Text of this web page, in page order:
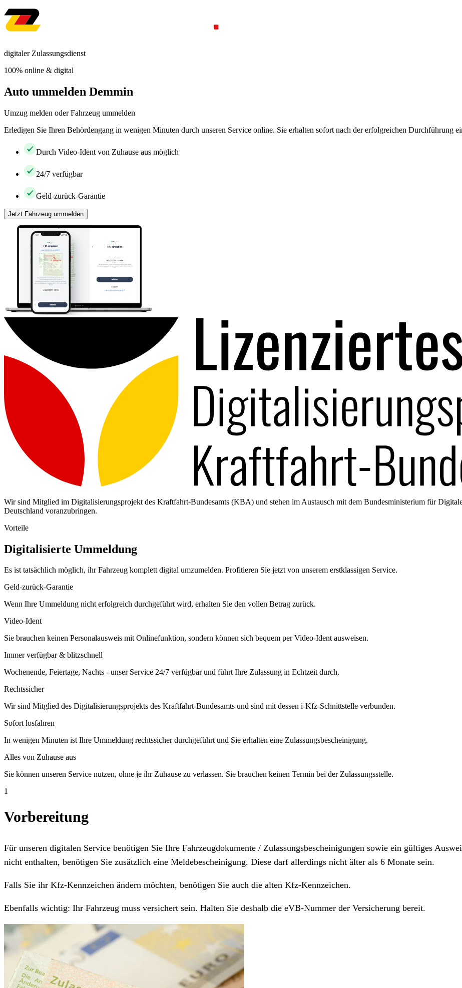
digitaler Zulassungsdienst
100% online & digital
Auto ummelden Demmin
Umzug melden oder Fahrzeug ummelden
Erledigen Sie Ihren Behördengang in wenigen Minuten durch unseren Service online. Sie erhalten sofort nach der erfolgreichen Durchführung
Durch Video-Ident von Zuhause aus möglich
24/7 verfügbar
Geld-zurück-Garantie
Jetzt Fahrzeug ummelden
Wir sind Mitglied im Digitalisierungsprojekt des Kraftfahrt-Bundesamts (KBA) und stehen im Austausch mit dem Bundesministerium für
Deutschland voranzubringen.
Vorteile
Digitalisierte Ummeldung
Es ist tatsächlich möglich, ihr Fahrzeug komplett digital umzumelden. Profitieren Sie jetzt von unserem erstklassigen Service.
Geld-zurück-Garantie
Wenn Ihre Ummeldung nicht erfolgreich durchgeführt wird, erhalten Sie den vollen Betrag zurück.
Video-Ident
Sie brauchen keinen Personalausweis mit Onlinefunktion, sondern können sich bequem per Video-Ident ausweisen.
Immer verfügbar & blitzschnell
Wochenende, Feiertage, Nachts - unser Service 24/7 verfügbar und führt Ihre Zulassung in Echtzeit durch.
Rechtssicher
Wir sind Mitglied des Digitalisierungsprojekts des Kraftfahrt-Bundesamts und sind mit dessen i-Kfz-Schnittstelle verbunden.
Sofort losfahren
In wenigen Minuten ist Ihre Ummeldung rechtssicher durchgeführt und Sie erhalten eine Zulassungsbescheinigung.
Alles von Zuhause aus
Sie können unseren Service nutzen, ohne je ihr Zuhause zu verlassen. Sie brauchen keinen Termin bei der Zulassungsstelle.
1
Vorbereitung
Für unseren digitalen Service benötigen Sie Ihre Fahrzeugdokumente / Zulassungsbescheinigungen sowie ein gültiges
nicht enthalten, benötigen Sie zusätzlich eine Meldebescheinigung. Diese darf allerdings nicht älter als 6 Monate sein.
Falls Sie ihr Kfz-Kennzeichen ändern möchten, benötigen Sie auch die alten Kfz-Kennzeichen.
Ebenfalls wichtig: Ihr Fahrzeug muss versichert sein. Halten Sie deshalb die eVB-Nummer der Versicherung bereit.